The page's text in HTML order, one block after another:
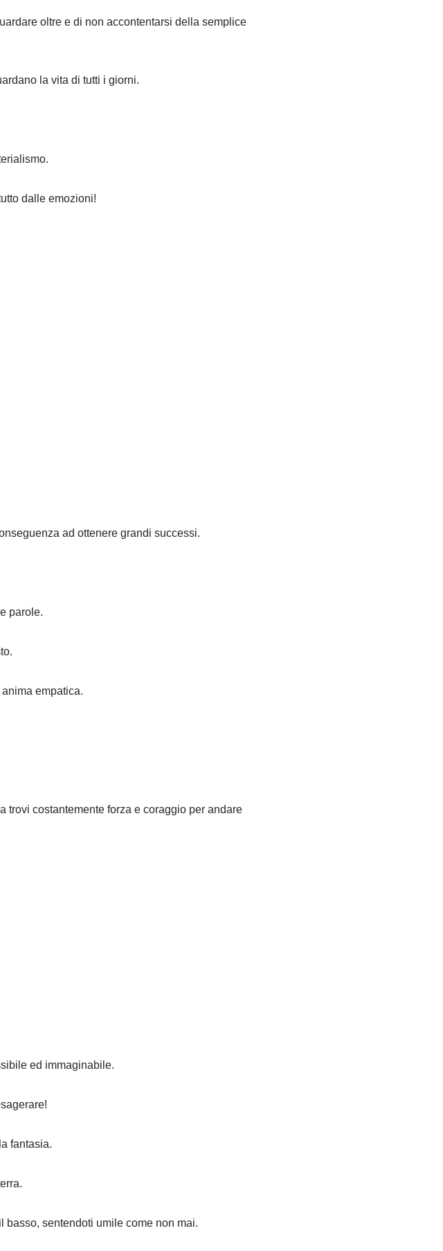
oltre e di non accontentarsi della semplice
la vita di tutti i giorni.
dalle emozioni!
ad ottenere grandi successi.
parole.
empatica.
trovi costantemente forza e coraggio per andare
ed immaginabile.
fantasia.
basso, sentendoti umile come non mai.